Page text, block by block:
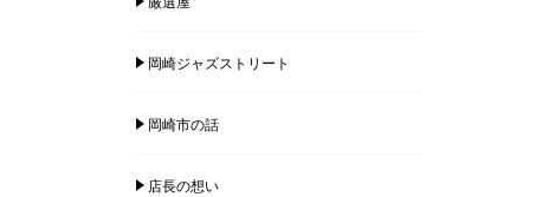
岡崎ジャズストリート
岡崎市の話
店長の想い